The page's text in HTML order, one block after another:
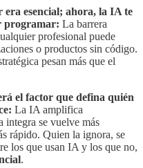
esencial; ahora, la IA te
programar: La barrera
profesional puede
o productos sin código.
pesan más que el
el factor que defina quién
La IA amplifica
integra se vuelve más
rápido. Quien la ignora, se
los que usan IA y los que no,
.